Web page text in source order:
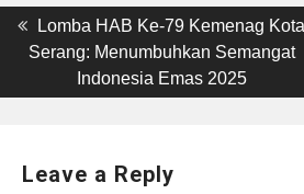
Post
navigation
Previous
post:
Lomba HAB Ke-79 Kemenag Kota
Serang: Menumbuhkan Semangat
Indonesia Emas 2025
Leave a Reply